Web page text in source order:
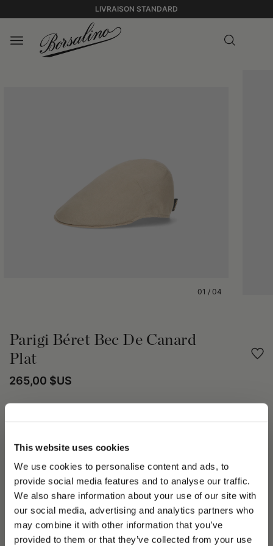
This website uses cookies
We use cookies to personalise content and ads, to
provide social media features and to analyse our traffic.
We also share information about your use of our site with
our social media, advertising and analytics partners who
may combine it with other information that you’ve
provided to them or that they’ve collected from your use
LIVRAISON STANDARD
PLEASE CHOOSE YOUR COUNTRY
01 / 04
Parigi Béret Bec De Canard
Plat
265,00 $US
DÉTAILS DU PRODUIT
La casquette Parigi est un modèle classique à bec de canard,
caractérisé par une silhouette intemporelle, élégante et
enveloppante. Proposée exclusivement dans une gamme de
tissus soigneusement sélectionnés, elle est doublée à l’intérieur
en tissu Oxford pour garantir confort et respirabilité.
Conçue avec une visière cousue, elle assure solidité et un